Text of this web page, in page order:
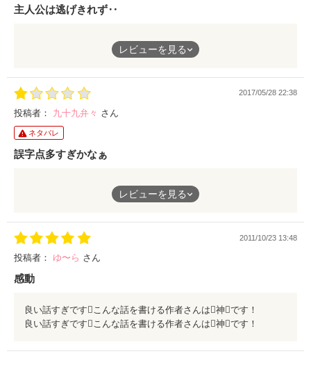
主人公は逃げきれず‥
彼から告白されて付き合っているのに、肝心の彼はなぜか幼馴染
の女の子と頻繁に二人きりでいる。不安は増すばかり。。。
けられた心は、許すとか許さないレベルでなく、傷が薄まっても
忘れることなどない。
結局、主人公の彼の優柔不断だった行動も幼馴染みの小狡い態度
も、二人ともが二股で同罪。
これでもか、と避け続ける主人公、精神もボロボロになりながら
レビューを見る
2017/05/28 22:38
投稿者： 九十九弁々 さん
ネタバレ
誤字点多すぎかなぁ
おとこ→男
レビューを見る
2011/10/23 13:48
投稿者： ゆ〜ら さん
感動
良い話すぎですこんな話を書ける作者さんは神です！
良い話すぎですこんな話を書ける作者さんは神です！